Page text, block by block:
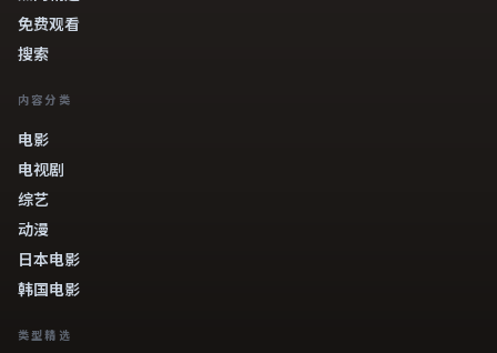
免费观看
搜索
内容分类
电影
电视剧
综艺
动漫
日本电影
韩国电影
类型精选